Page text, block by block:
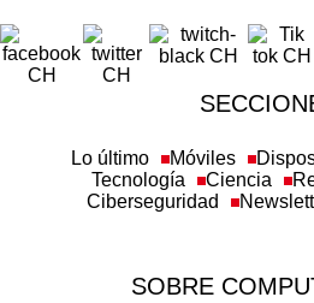
Lo último Móviles
Tecnología
Ciencia
Ciberseguridad
SOBRE